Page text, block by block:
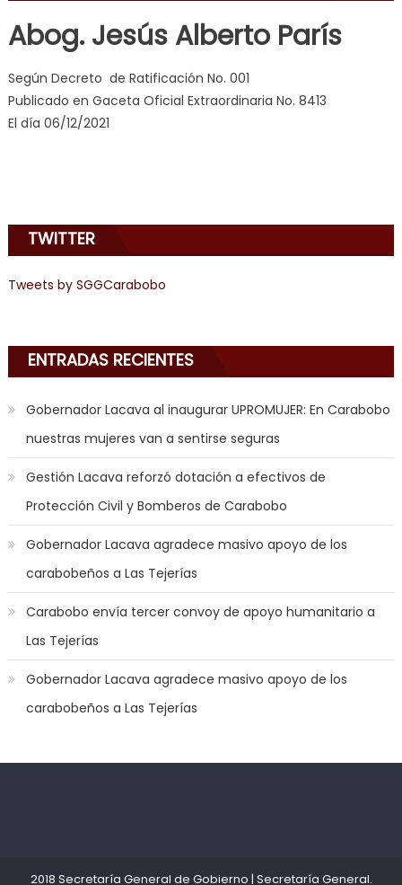
erotic
videos
de
pono
learns
about
joys
sex,
in
the
mood
to
play
a
jerk
off
game
with
you
joi,
nana
nakamura
Abog. Jesús Alberto París
Según Decreto de Ratificación No. 001
Publicado en Gaceta Oficial Extraordinaria No. 8413
El día 06/12/2021
TWITTER
Tweets by SGGCarabobo
ENTRADAS RECIENTES
Gobernador Lacava al inaugurar UPROMUJER: En Carabobo
nuestras mujeres van a sentirse seguras
Gestión Lacava reforzó dotación a efectivos de
Protección Civil y Bomberos de Carabobo
Gobernador Lacava agradece masivo apoyo de los
carabobeños a Las Tejerías
Carabobo envía tercer convoy de apoyo humanitario a
Las Tejerías
Gobernador Lacava agradece masivo apoyo de los
carabobeños a Las Tejerías
Escort
siteler2018 Secretaría General de Gobierno | Secretaría General.